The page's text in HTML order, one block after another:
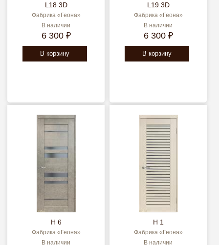
L18 3D
Фабрика «Геона»
В наличии
6 300 ₽
В корзину
L19 3D
Фабрика «Геона»
В наличии
6 300 ₽
В корзину
H 6
Фабрика «Геона»
В наличии
H 1
Фабрика «Геона»
В наличии